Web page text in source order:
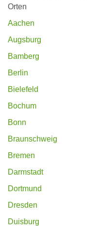
Orten
Aachen
Augsburg
Bamberg
Berlin
Bielefeld
Bochum
Bonn
Braunschweig
Bremen
Darmstadt
Dortmund
Dresden
Duisburg